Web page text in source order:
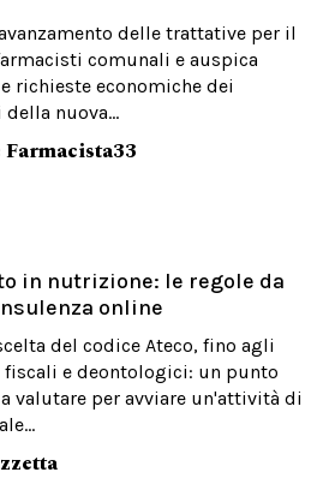
delle trattative per il
comunali e auspica
richieste economiche dei
nuova...
in nutrizione: le regole da
online
del codice Ateco, fino agli
e deontologici: un punto
valutare per avviare un'attività di